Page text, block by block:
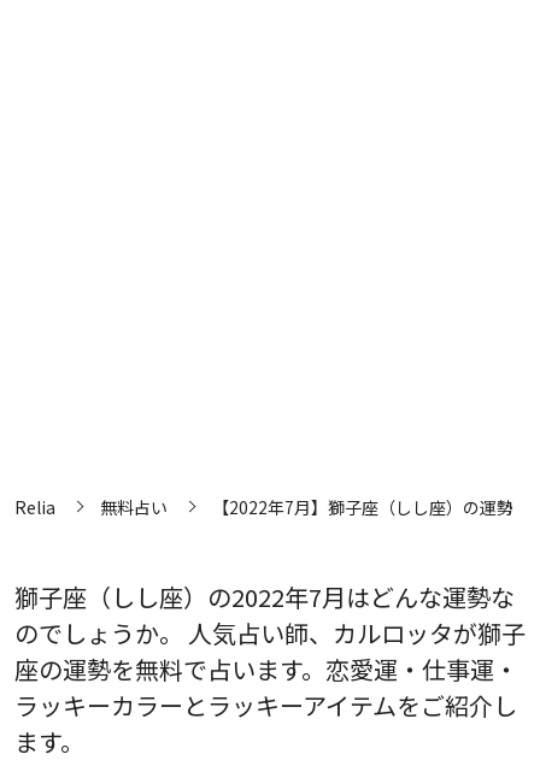
Relia 無料占い 【2022年7月】獅子座（しし座）の運勢
獅子座（しし座）の2022年7月はどんな運勢な
のでしょうか。 人気占い師、カルロッタが獅子
座の運勢を無料で占います。恋愛運・仕事運・
ラッキーカラーとラッキーアイテムをご紹介し
ます。